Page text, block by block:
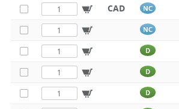
CAD NC
NC
D
D
D